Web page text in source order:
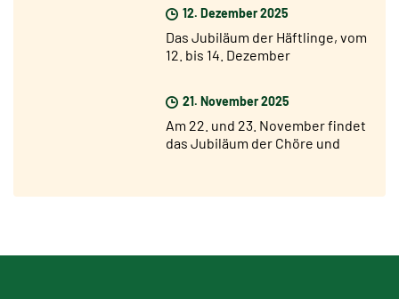
12. Dezember 2025
Das Jubiläum der Häftlinge, vom
12. bis 14. Dezember
21. November 2025
Am 22. und 23. November findet
das Jubiläum der Chöre und